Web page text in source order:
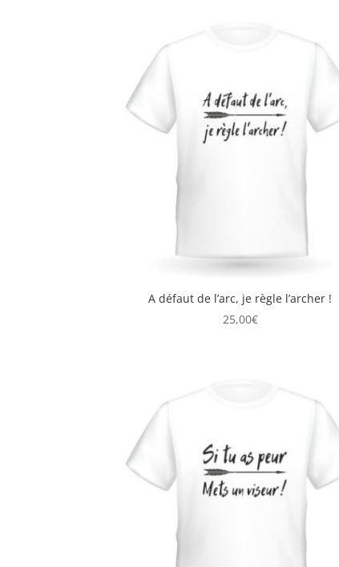
A défaut de l’arc, je règle l’archer !
25,00€